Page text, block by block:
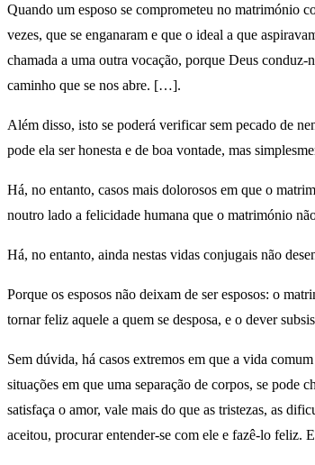
Quando um esposo se comprometeu no matrimónio
vezes, que se enganaram e que o ideal a que
chamada a uma outra vocação, porque Deus conduz-
caminho que se nos abre. […].
Além disso, isto se poderá verificar sem pecado de
pode ela ser honesta e de boa vontade, mas
Há, no entanto, casos mais dolorosos em que o
noutro lado a felicidade humana que o matrimónio
Há, no entanto, ainda nestas vidas conjugais não
Porque os esposos não deixam de ser esposos: o
tornar feliz aquele a quem se desposa, e o dever
Sem dúvida, há casos extremos em que a vida
situações em que uma separação de corpos, se pode
satisfaça o amor, vale mais do que as tristezas, as
aceitou, procurar entender-se com ele e fazê-lo feliz.